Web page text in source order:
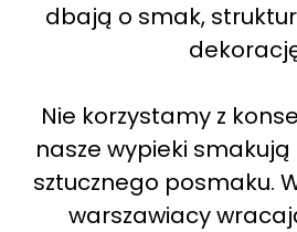
dbają o smak,
Nie korzystamy z
nasze wypieki
sztucznego posmaku.
warszawiacy